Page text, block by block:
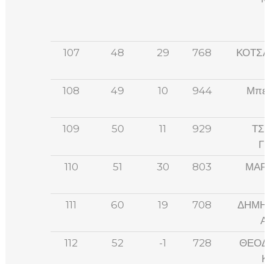
107 48 29 768
108
49 10 944
109 50 11 929
110
51 30 803
111 60 19 708
112
52 -1 728